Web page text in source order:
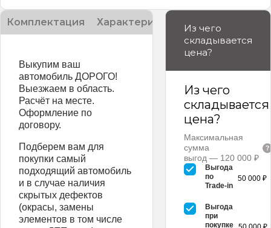
Комплектация Характеристики
Выкупим ваш
автомобиль ДОРОГО!
Выезжаем в область.
Расчёт на месте.
Оформление по
договору.
Подберем вам для
покупки самый
подходящий автомобиль
и в случае наличия
скрытых дефектов
(окрасы, замены
элементов в том числе
Из чего
складывается
цена?
Из чего
складывается
цена?
Максимальная
сумма
выгод — 120 000 ₽
Выгода
по
Trade-in
50 000 ₽
Выгода
при
покупке